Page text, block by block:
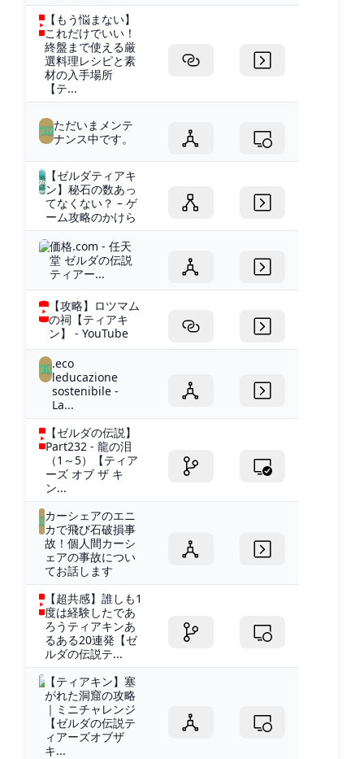
【もう悩まない】
これだけでいい！
終盤まで使える厳
選料理レシピと素
材の入手場所
【テ...
ただいまメンテ
ナンス中です。
【ゼルダティアキ
ン】秘石の数あっ
てなくない？ – ゲ
ーム攻略のかけら
価格.com - 任天
堂 ゼルダの伝説
ティアー...
【攻略】ロツマム
の祠【ティアキ
ン】 - YouTube
.eco
leducazione
sostenibile -
La...
【ゼルダの伝説】
Part232 - 龍の泪
（1～5）【ティア
ーズ オブ ザ キ
ン...
カーシェアのエニ
カで飛び石破損事
故！個人間カーシ
ェアの事故につい
てお話します
【超共感】誰しも1
度は経験したであ
ろうティアキンあ
るある20連発【ゼ
ルダの伝説テ...
【ティアキン】塞
がれた洞窟の攻略
｜ミニチャレンジ
【ゼルダの伝説テ
ィアーズオブザ
キ...